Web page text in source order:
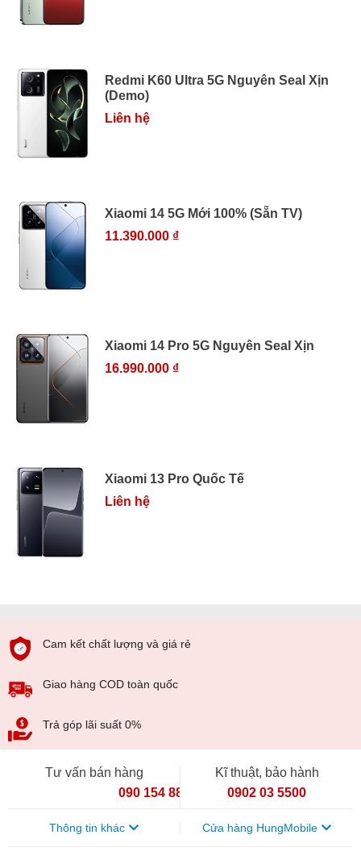
Redmi K60 Ultra 5G Nguyên Seal Xịn
(Demo)
Liên hệ
Xiaomi 14 5G Mới 100% (Sẵn TV)
11.390.000 ₫
Xiaomi 14 Pro 5G Nguyên Seal Xịn
16.990.000 ₫
Xiaomi 13 Pro Quốc Tế
Liên hệ
Cam kết chất lượng và giá rẻ
Giao hàng COD toàn quốc
Trả góp lãi suất 0%
Tư vấn bán hàng
090 154 8866
Kĩ thuật, bảo hành
0902 03 5500
Thông tin khác Cửa hàng HungMobile